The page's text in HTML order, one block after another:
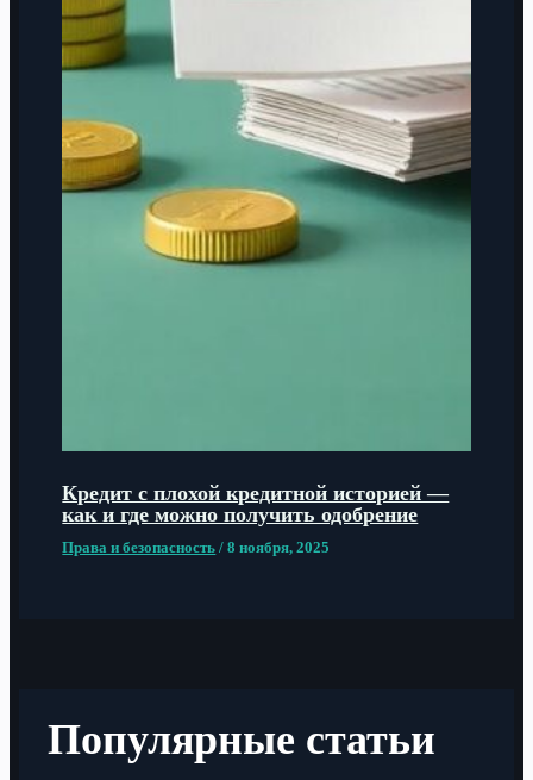
Кредит с плохой кредитной историей —
как и где можно получить одобрение
Права и безопасность /8 ноября, 2025
Популярные статьи